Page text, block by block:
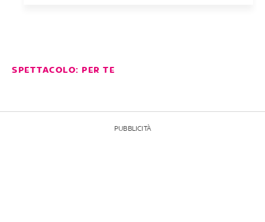
SPETTACOLO: PER TE
PUBBLICITÀ